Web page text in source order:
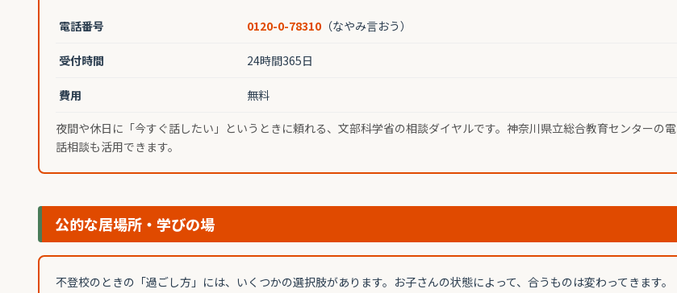
電話番号 0120-0-78310 （なやみ言おう）
受付時間 24時間365日
費用 無料
夜間や休日に「今すぐ話したい」というときに頼れる、文部科学省の相談ダイヤルです。神奈川県立総合教育センターの電
話相談も活用できます。
公的な居場所・学びの場
不登校のときの「過ごし方」には、いくつかの選択肢があります。お子さんの状態によって、合うものは変わってきます。